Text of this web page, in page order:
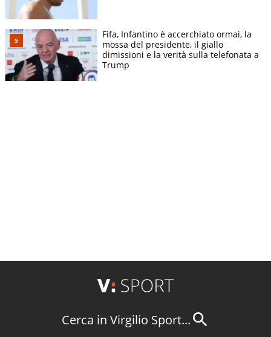
Fifa, Infantino è accerchiato ormai, la
mossa del presidente, il giallo
dimissioni e la verità sulla telefonata a
Trump
Cerca in Virgilio Sport...